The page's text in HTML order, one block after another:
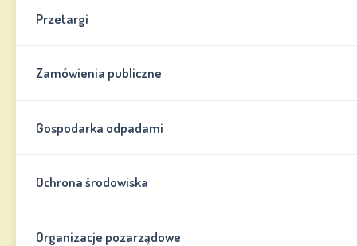
Przetargi
Zamówienia publiczne
Gospodarka odpadami
Ochrona środowiska
Organizacje pozarządowe